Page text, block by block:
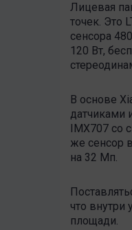
Лицевая
точек. Это
сенсора
120 Вт,
В основе
датчиками
IMX707 со
же сенсор
на 32 Мп.
что внутри
площади.